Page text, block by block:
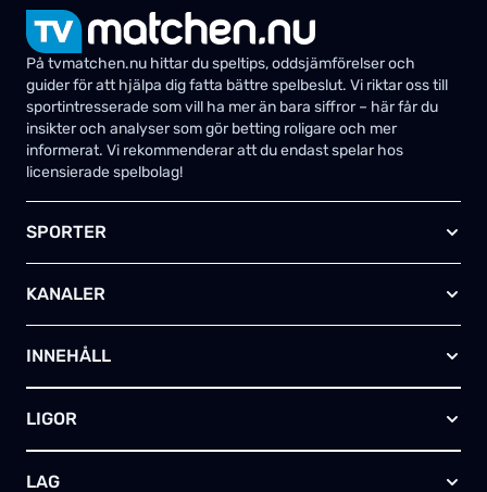
På tvmatchen.nu hittar du speltips, oddsjämförelser och
guider för att hjälpa dig fatta bättre spelbeslut. Vi riktar oss till
sportintresserade som vill ha mer än bara siffror – här får du
insikter och analyser som gör betting roligare och mer
informerat. Vi rekommenderar att du endast spelar hos
licensierade spelbolag!
SPORTER
Ishockey
Amerikansk fotboll
Basket
Bandy
KANALER
TV4 Play Sport Total
Kanal 5
HBO Max (SE)
INNEHÅLL
Kontakta oss
Annonsera
Skapa egen TV-tablå
LIGOR
LAG